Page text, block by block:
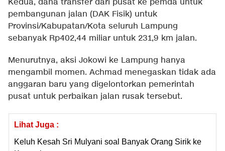
Kedua, dana transfer dari pusat ke pemda untuk
pembangunan jalan (DAK Fisik) untuk
Provinsi/Kabupatan/Kota seluruh Lampung
sebanyak Rp402,44 miliar untuk 231,9 km jalan.
Menurutnya, aksi Jokowi ke Lampung hanya
mengambil momen. Achmad menegaskan tidak ada
anggaran baru yang digelontorkan pemerintah
pusat untuk perbaikan jalan rusak tersebut.
Lihat Juga :
Keluh Kesah Sri Mulyani soal Banyak Orang Sirik ke